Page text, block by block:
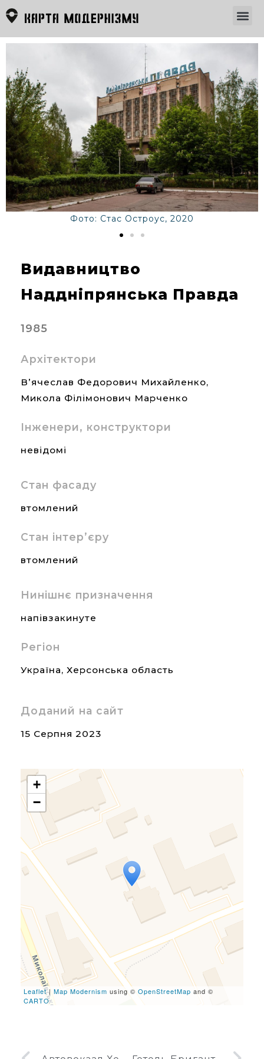
Фото: Стас Остроус, 2020
Видавництво
Наддніпрянська Правда
1985
Архітектори
В’ячеслав Федорович Михайленко,
Микола Філімонович Марченко
Інженери, конструктори
невідомі
Стан фасаду
втомлений
Стан інтер’єру
втомлений
Нинішнє призначення
напівзакинуте
Регіон
Україна, Херсонська область
Доданий на сайт
15 Серпня 2023
Travelers' Map is loading...
If you see this after your
page is loaded completely,
leafletJS files are missing.
+
−
Leaflet| Map Modernism using © OpenStreetMap and ©
CARTO